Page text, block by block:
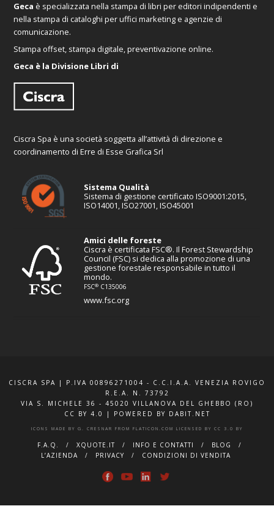
Geca è specializzata nella stampa di libri per editori indipendenti e
nella stampa di cataloghi per uffici marketing e agenzie di
comunicazione.
Stampa offset, stampa digitale, preventivazione online.
Geca è la Divisione Libri di
Ciscra Spa è una società soggetta all’attività di direzione e
coordinamento di Erre di Esse Grafica Srl
Sistema Qualità
Sistema di gestione certificato ISO9001:2015,
ISO14001, ISO27001, ISO45001
Amici delle foreste
Ciscra è certificata FSC®. Il Forest Stewardship
Council (FSC) si dedica alla promozione di una
gestione forestale responsabile in tutto il
mondo.
FSC® C135006
www.fsc.org
CISCRA SPA | P.IVA 00896271004 - C.C.I.A.A. VENEZIA ROVIGO
R.E.A. N. 73792
VIA S. MICHELE 36 - 45020 VILLANOVA DEL GHEBBO (RO)
CC BY 4.0
| POWERED BY DABIT.NET
ICONS MADE BY G. CRESNAR FROM FLATICON.COM LICENSED BY CC 3.0 BY
F.A.Q. XQUOTE.IT INFO E CONTATTI
BLOG
L’AZIENDA
PRIVACY CONDIZIONI DI VENDITA